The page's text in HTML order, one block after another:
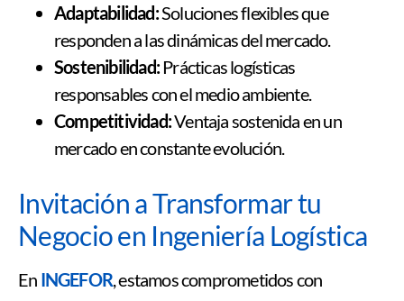
Adaptabilidad:Soluciones flexibles que
responden a las dinámicas del mercado.
Sostenibilidad:Prácticas logísticas
responsables con el medio ambiente.
Competitividad:Ventaja sostenida en un
mercado en constante evolución.
Invitación a Transformar tu
Negocio en Ingeniería Logística
En INGEFOR, estamos comprometidos con